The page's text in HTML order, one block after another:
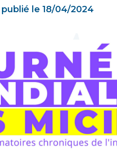
le 18/04/2024